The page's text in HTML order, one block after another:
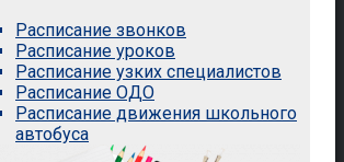
Расписание звонков
Расписание уроков
Расписание узких специалистов
Расписание ОДО
Расписание движения школьного
автобуса